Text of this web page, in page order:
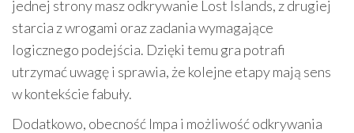
jednej strony masz odkrywanie Lost Islands, z drugiej
starcia z wrogami oraz zadania wymagające
logicznego podejścia. Dzięki temu gra potrafi
utrzymać uwagę i sprawia, że kolejne etapy mają sens
w kontekście fabuły.
Dodatkowo, obecność Impa i możliwość odkrywania